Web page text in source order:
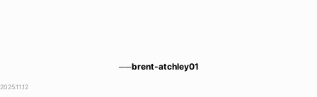
──brent-atchley01
2025.11.12